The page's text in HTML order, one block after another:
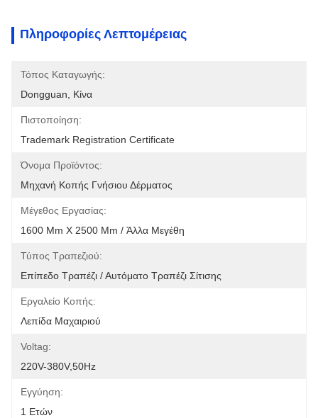
Πληροφορίες Λεπτομέρειας
Τόπος Καταγωγής:
Dongguan, Κίνα
Πιστοποίηση:
Trademark Registration Certificate
Όνομα Προϊόντος:
Μηχανή Κοπής Γνήσιου Δέρματος
Μέγεθος Εργασίας:
1600 Mm X 2500 Mm / Άλλα Μεγέθη
Τύπος Τραπεζιού:
Επίπεδο Τραπέζι / Αυτόματο Τραπέζι Σίτισης
Εργαλείο Κοπής:
Λεπίδα Μαχαιριού
Voltag:
220V-380V,50Hz
Εγγύηση:
1 Ετών